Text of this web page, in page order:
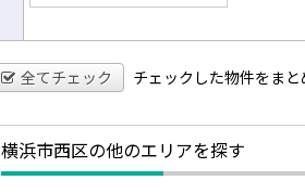
全てチェック チェックした物件をまと
横浜市西区の他のエリアを探す